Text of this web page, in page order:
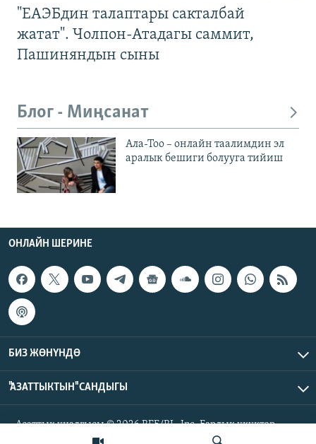
"ЕАЭБдин талаптары сакталбай
жатат". Чолпон-Атадагы саммит,
Пашиняндын сыны
Блог - Миңсанат
Ала-Тоо – онлайн таалимдин эл
аралык бешиги болууга тийиш
ОНЛАЙН ШЕРИНЕ
БИЗ ЖӨНҮНДӨ
"АЗАТТЫКТЫН" САНДЫГЫ
Азаттык үналгысы © 2026 RFE/RL, Inc. Бардык укуктар